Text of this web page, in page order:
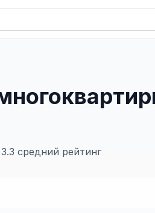
3.3 средний рейтинг